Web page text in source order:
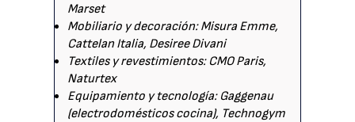
Marset
Mobiliario y decoración: Misura Emme,
Cattelan Italia, Desiree Divani
Textiles y revestimientos: CMO Paris,
Naturtex
Equipamiento y tecnología: Gaggenau
(electrodomésticos cocina), Technogym